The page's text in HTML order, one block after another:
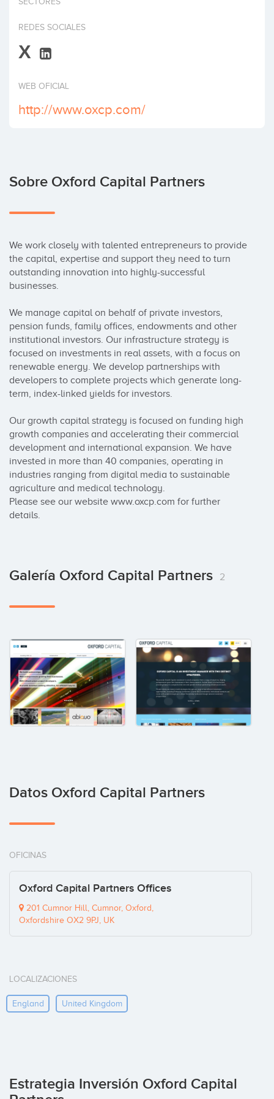
REDES SOCIALES
X
WEB OFICIAL
http://www.oxcp.com/
Sobre Oxford Capital Partners
We work closely with talented entrepreneurs to provide
the capital, expertise and support they need to turn
outstanding innovation into highly-successful
businesses.
We manage capital on behalf of private investors,
pension funds, family offices, endowments and other
institutional investors. Our infrastructure strategy is
focused on investments in real assets, with a focus on
renewable energy. We develop partnerships with
developers to complete projects which generate long-
term, index-linked yields for investors.
Our growth capital strategy is focused on funding high
growth companies and accelerating their commercial
development and international expansion. We have
invested in more than 40 companies, operating in
industries ranging from digital media to sustainable
agriculture and medical technology.
Please see our website www.oxcp.com for further
details.
Galería Oxford Capital Partners 2
Datos Oxford Capital Partners
OFICINAS
Oxford Capital Partners Offices
201 Cumnor Hill, Cumnor, Oxford,
Oxfordshire OX2 9PJ, UK
LOCALIZACIONES
England United Kingdom
Estrategia Inversión Oxford Capital